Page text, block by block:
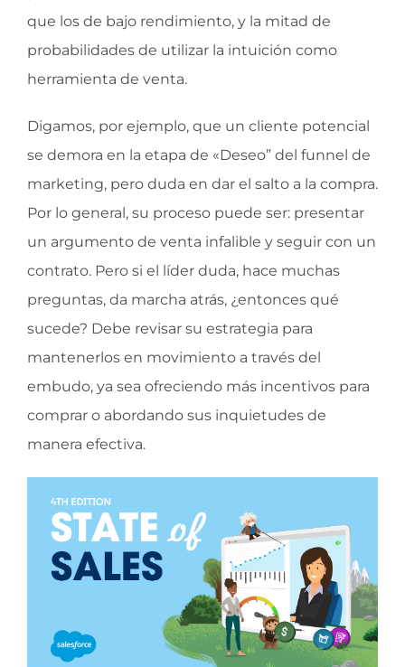
que los de bajo rendimiento, y la mitad de
probabilidades de utilizar la intuición como
herramienta de venta.
Digamos, por ejemplo, que un cliente potencial
se demora en la etapa de «Deseo” del funnel de
marketing, pero duda en dar el salto a la compra.
Por lo general, su proceso puede ser: presentar
un argumento de venta infalible y seguir con un
contrato. Pero si el líder duda, hace muchas
preguntas, da marcha atrás, ¿entonces qué
sucede? Debe revisar su estrategia para
mantenerlos en movimiento a través del
embudo, ya sea ofreciendo más incentivos para
comprar o abordando sus inquietudes de
manera efectiva.